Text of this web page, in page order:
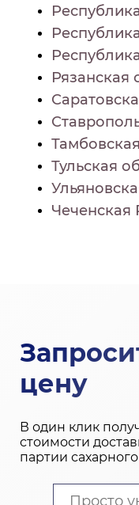
Рязанская
Тульская
Чеченская
цену
В один клик
стоимости
партии